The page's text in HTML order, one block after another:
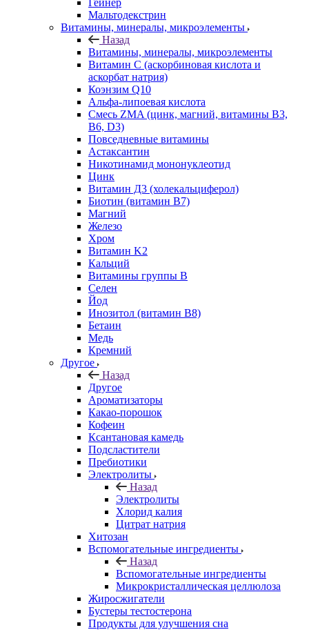
Гейнер
Мальтодекстрин
Витамины, минералы, микроэлементы
Назад
Витамины, минералы, микроэлементы
Витамин C (аскорбиновая кислота и
аскорбат натрия)
Коэнзим Q10
Альфа-липоевая кислота
Смесь ZMA (цинк, магний, витамины B3,
B6, D3)
Повседневные витамины
Астаксантин
Никотинамид мононуклеотид
Цинк
Витамин Д3 (холекальциферол)
Биотин (витамин B7)
Магний
Железо
Хром
Витамин K2
Кальций
Витамины группы B
Селен
Йод
Инозитол (витамин B8)
Бетаин
Медь
Кремний
Другое
Назад
Другое
Ароматизаторы
Какао-порошок
Кофеин
Ксантановая камедь
Подсластители
Пребиотики
Электролиты
Назад
Электролиты
Хлорид калия
Цитрат натрия
Хитозан
Вспомогательные ингредиенты
Назад
Вспомогательные ингредиенты
Микрокристаллическая целлюлоза
Жиросжигатели
Бустеры тестостерона
Продукты для улучшения сна